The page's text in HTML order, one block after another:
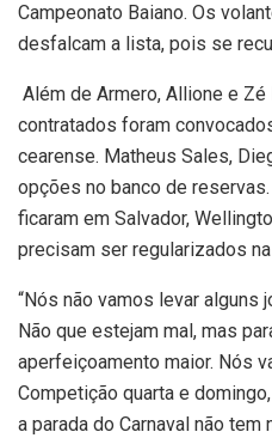
Campeonato Baiano. Os
desfalcam a lista, pois se
Além de Armero, Allione e
contratados foram
cearense. Matheus Sales,
opções no banco de
ficaram em Salvador,
precisam ser regularizados na
“Nós não vamos levar alguns
Não que estejam mal, mas
aperfeiçoamento maior. Nós
Competição quarta e
a parada do Carnaval não tem